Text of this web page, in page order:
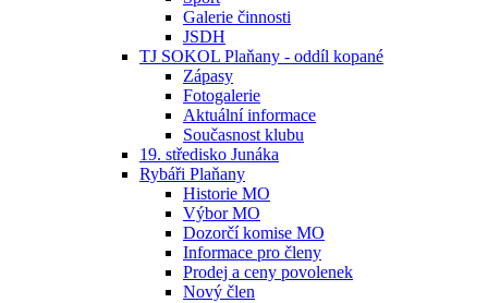
Galerie činnosti
JSDH
TJ SOKOL Plaňany - oddíl kopané
Zápasy
Fotogalerie
Aktuální informace
Současnost klubu
19. středisko Junáka
Rybáři Plaňany
Historie MO
Výbor MO
Dozorčí komise MO
Informace pro členy
Prodej a ceny povolenek
Nový člen